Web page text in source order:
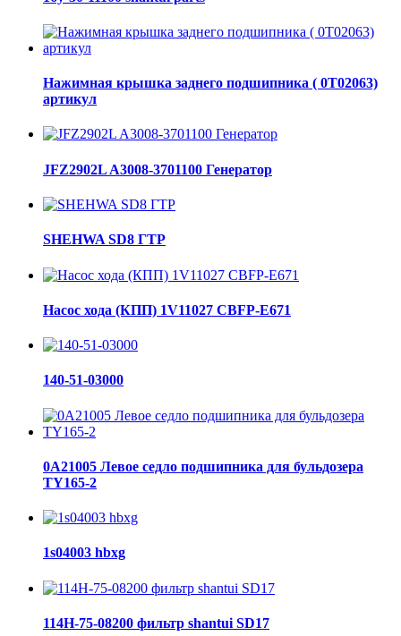
Нажимная крышка заднего подшипника ( 0Т02063)
артикул
JFZ2902L A3008-3701100 Генератор
SHEHWA SD8 ГТР
Насос хода (КПП) 1V11027 CBFP-E671
140-51-03000
0A21005 Левое седло подшипника для бульдозера
TY165-2
1s04003 hbxg
114H-75-08200 фильтр shantui SD17